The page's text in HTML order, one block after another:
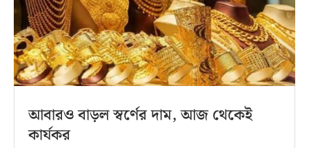
আবারও বাড়ল স্বর্ণের দাম, আজ থেকেই
কার্যকর